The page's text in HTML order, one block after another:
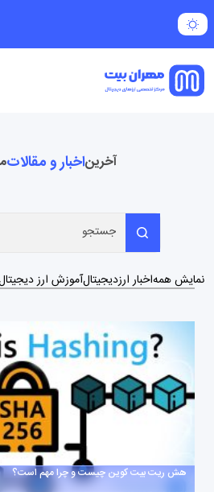
آخریناخبار و مقالات
نمایش همهاخبار ارزدیجیتالآموزش ارز
هش ریت بیت کوین چیست و چرا مهم است؟